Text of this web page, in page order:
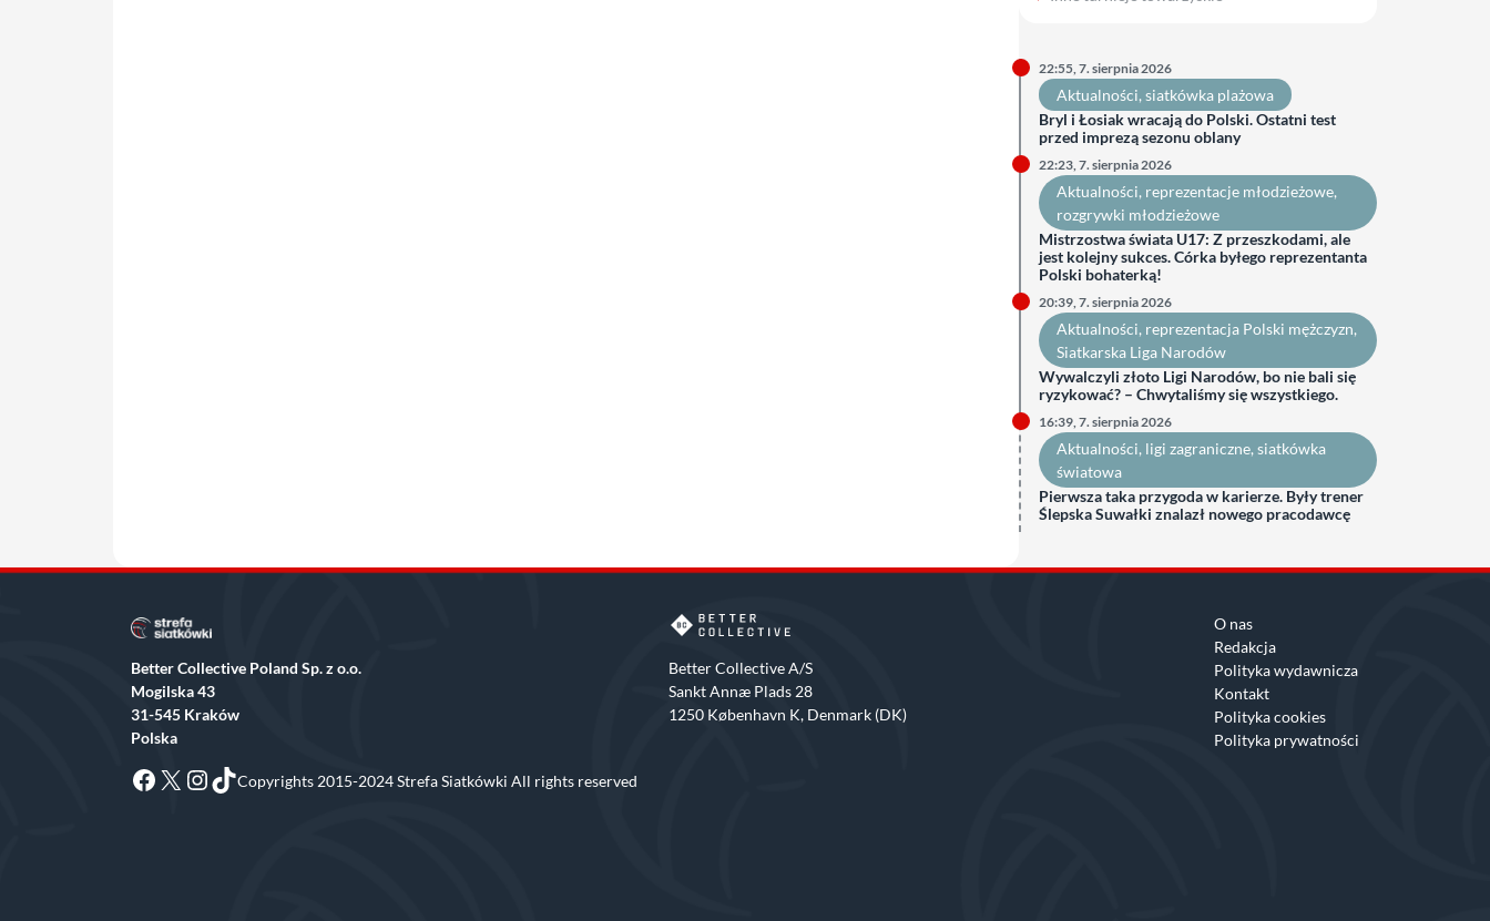
22:55, 7. sierpnia 2026
Aktualności, siatkówka plażowa
Bryl i Łosiak wracają do Polski. Ostatni test
przed imprezą sezonu oblany
22:23, 7. sierpnia 2026
Aktualności, reprezentacje młodzieżowe
rozgrywki młodzieżowe
Mistrzostwa świata U17: Z przeszkodami, ale
jest kolejny sukces. Córka byłego reprezentanta
Polski bohaterką!
20:39, 7. sierpnia 2026
Aktualności, reprezentacja Polski mężczyzn
Siatkarska Liga Narodów
Wywalczyli złoto Ligi Narodów, bo nie bali się
ryzykować? – Chwytaliśmy się wszystkiego.
16:39, 7. sierpnia 2026
Aktualności, ligi zagraniczne, siatkówka
światowa
Pierwsza taka przygoda w karierze. Były trener
Ślepska Suwałki znalazł nowego pracodawcę
Better Collective Poland Sp. z o.o.
Mogilska 43
31-545 Kraków
Polska
Better Collective A/S
Sankt Annæ Plads 28
1250 København K, Denmark (DK)
O nas
Redakcja
Polityka wydawnicza
Kontakt
Polityka cookies
Polityka prywatności
Facebook
X Instagram
TikTok
Copyrights 2015-2024 Strefa Siatkówki All rights reserved